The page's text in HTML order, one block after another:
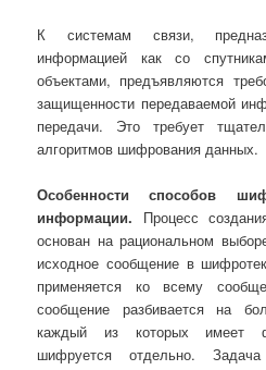
К системам связи,
информацией как со
объектами, предъявляются
защищенности передаваемой
передачи. Это требует
алгоритмов шифрования данных.
Особенности способов
информации. Процесс
основан на рациональном
исходное сообщение в
применяется ко всему
сообщение разбивается на
каждый из которых имеет
шифруется отдельно.